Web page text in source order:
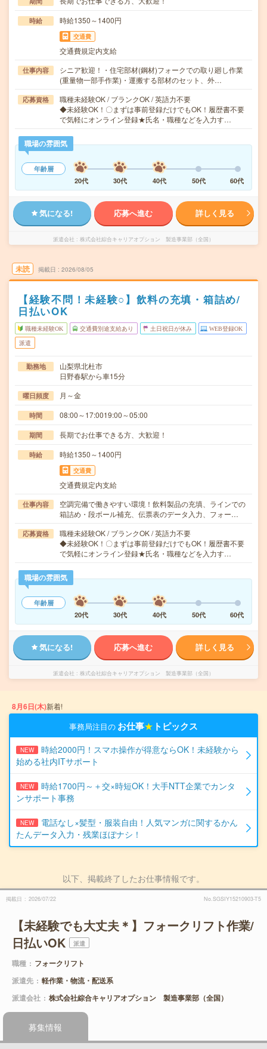
時給 時給1350～1400円
交通費
交通費規定内支給
仕事内容
シニア歓迎！・住宅部材(鋼材)フォークでの取り廻し作業
(重量物一部手作業)・運搬する部材のセット、外…
応募資格
職種未経験OK / ブランクOK / 英語力不要
◆未経験OK！〇まずは事前登録だけでもOK！履歴書不要
で気軽にオンライン登録★氏名・職種などを入力す…
職場の雰囲気
年齢層
20代
30代 40代 50代 60代
気になる! 応募へ進む 詳しく見る
派遣会社 株式会社綜合キャリアオプション 製造事業部（全国）
未読 掲載日 2026/08/05
【経験不問！未経験○】飲料の充填・箱詰め/
日払いOK
職種未経験OK 交通費別途支給あり 土日祝日が休み WEB登録OK
派遣
勤務地
山梨県北杜市
日野春駅から車15分
曜日頻度 月～金
時間 08:00～17:0019:00～05:00
期間 長期でお仕事できる方、大歓迎！
時給 時給1350～1400円
交通費
交通費規定内支給
仕事内容
空調完備で働きやすい環境！飲料製品の充填、ラインでの
箱詰め・段ボール補充、伝票表のデータ入力、フォー…
応募資格
職種未経験OK / ブランクOK / 英語力不要
◆未経験OK！〇まずは事前登録だけでもOK！履歴書不要
で気軽にオンライン登録★氏名・職種などを入力す…
職場の雰囲気
年齢層
20代
30代 40代 50代 60代
気になる! 応募へ進む 詳しく見る
派遣会社 株式会社綜合キャリアオプション 製造事業部（全国）
8月6日(木)新着!
事務局注目の お仕事★ トピックス
NEW
時給2000円！スマホ操作が得意ならOK！未経験から
始める社内ITサポート
NEW
時給1700円～＋交×時短OK！大手NTT企業でカンタ
ンサポート事務
NEW
電話なし×髪型・服装自由！人気マンガに関するかん
たんデータ入力・残業ほぼナシ！
以下、掲載終了したお仕事情報です。
掲載日 2026/07/22 No.SGSIY15210903-T5
【未経験でも大丈夫＊】フォークリフト作業/
日払いOK
派遣
職種
フォークリフト
派遣先
軽作業・物流・配送系
派遣会社
株式会社綜合キャリアオプション 製造事業部（全国）
募集情報